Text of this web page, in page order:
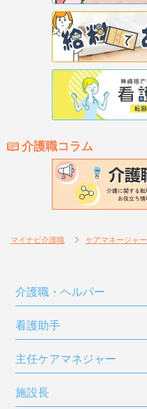
介護職コラム
マイナビ介護職 ケアマネージャー
介護職・ヘルパー
看護助手
主任ケアマネジャー
施設長